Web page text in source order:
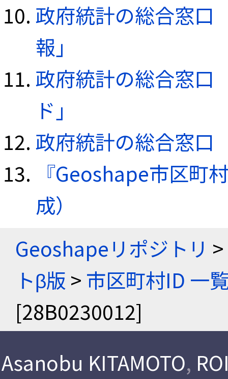
政府統計の総合窓口
報」
政府統計の総合窓口
ド」
政府統計の総合窓口
『Geoshape市区町
成）
Geoshapeリポジトリ >
トβ版 > 市区町村ID 一
[28B0230012]
Asanobu KITAMOTO,